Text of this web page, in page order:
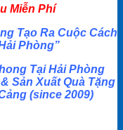
Miễn Phí
Tạo Ra Cuộc Cách
Phòng”
Tại Hải Phòng
Sản Xuất Quà Tặng
(since 2009)